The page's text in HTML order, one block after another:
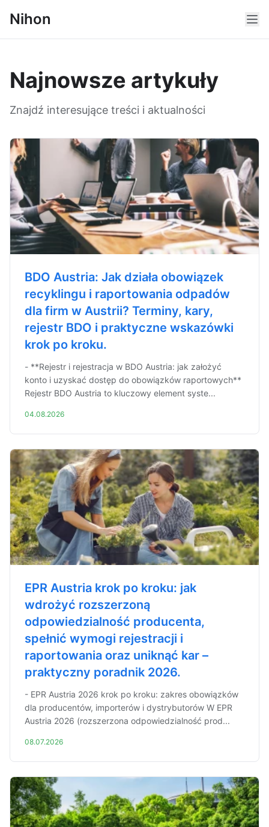
Nihon
Najnowsze artykuły
Znajdź interesujące treści i aktualności
BDO Austria: Jak działa obowiązek
recyklingu i raportowania odpadów
dla firm w Austrii? Terminy, kary,
rejestr BDO i praktyczne wskazówki
krok po kroku.
- **Rejestr i rejestracja w BDO Austria: jak założyć
konto i uzyskać dostęp do obowiązków raportowych**
Rejestr BDO Austria to kluczowy element syste...
04.08.2026
EPR Austria krok po kroku: jak
wdrożyć rozszerzoną
odpowiedzialność producenta,
spełnić wymogi rejestracji i
raportowania oraz uniknąć kar –
praktyczny poradnik 2026.
- EPR Austria 2026 krok po kroku: zakres obowiązków
dla producentów, importerów i dystrybutorów W EPR
Austria 2026 (rozszerzona odpowiedzialność prod...
08.07.2026